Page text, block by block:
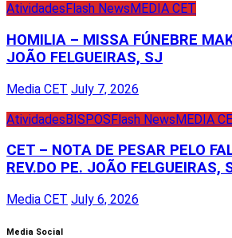
AtividadesFlash NewsMEDIA CET
HOMILIA – MISSA FÚNEBRE
JOÃO FELGUEIRAS, SJ
Media CET July 7, 2026
AtividadesBISPOSFlash NewsMEDIA
CET – NOTA DE PESAR PELO
REV.DO PE. JOÃO FELGUEIRAS,
Media CET July 6, 2026
Media Social